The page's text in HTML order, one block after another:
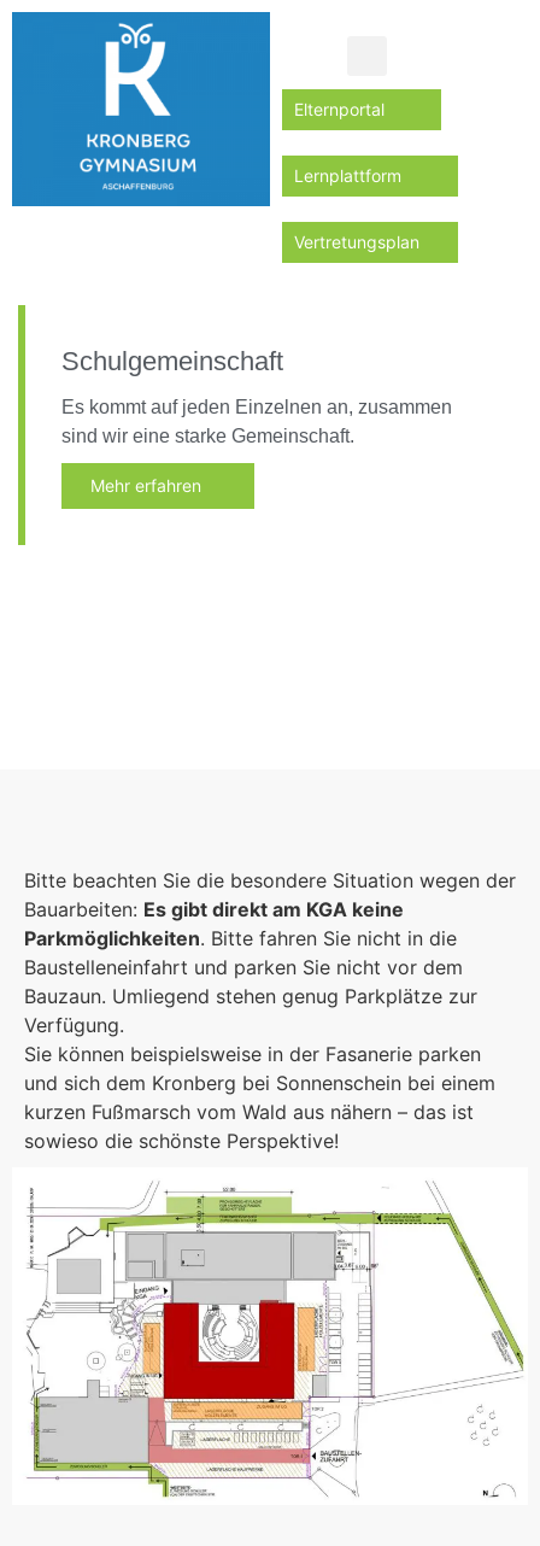
Elternportal
Lernplattform
Vertretungsplan
Schulgemeinschaft
Es kommt auf jeden Einzelnen an, zusammen
sind wir eine starke Gemeinschaft.
Mehr erfahren
Bitte beachten Sie die besondere Situation wegen der
Bauarbeiten: Es gibt direkt am KGA keine
Parkmöglichkeiten. Bitte fahren Sie nicht in die
Baustelleneinfahrt und parken Sie nicht vor dem
Bauzaun. Umliegend stehen genug Parkplätze zur
Verfügung.
Sie können beispielsweise in der Fasanerie parken
und sich dem Kronberg bei Sonnenschein bei einem
kurzen Fußmarsch vom Wald aus nähern – das ist
sowieso die schönste Perspektive!